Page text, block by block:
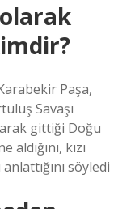
Paşa,
Savaşı
gittiği Doğu
kızı
söyledi